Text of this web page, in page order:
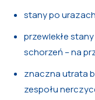
stany po
przewlekłe
schorzeń – na
znaczna utrata
zespołu